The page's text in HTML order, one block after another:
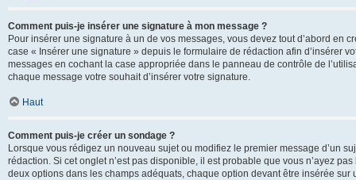
Comment puis-je insérer une signature à mon message ?
Pour insérer une signature à un de vos messages, vous devez tout d’abord en
case « Insérer une signature » depuis le formulaire de rédaction afin d’insérer
messages en cochant la case appropriée dans le panneau de contrôle de
chaque message votre souhait d’insérer votre signature.
Haut
Comment puis-je créer un sondage ?
Lorsque vous rédigez un nouveau sujet ou modifiez le premier message d’un
rédaction. Si cet onglet n’est pas disponible, il est probable que vous n’ayez
deux options dans les champs adéquats, chaque option devant être insérée